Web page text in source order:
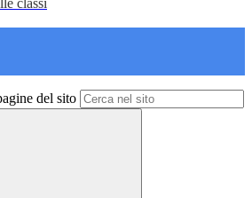
classi
del sito